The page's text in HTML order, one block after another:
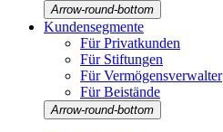
Arrow-round-bottom
Kunden­seg­mente
Für Privat­kunden
Für Stiftungen
Für Vermö­gens­ver­walter
Für Beistände
Arrow-round-bottom